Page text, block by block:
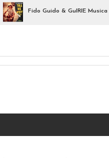
Fido Guido & GuIRIE Musica e